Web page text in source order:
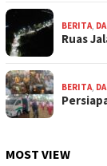
BERITA
Ruas
BERITA
MOST VIEW